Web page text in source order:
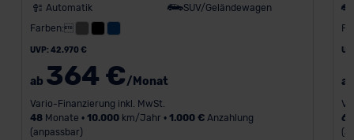
Automatik
SUV/Geländewagen
Farben:
UVP: 42.970 €
ab 364 €/Monat
Vario-Finanzierung inkl. MwSt.
48Monate • 10.000km/Jahr • 1.000 €Anzahlung
(anpassbar)
60